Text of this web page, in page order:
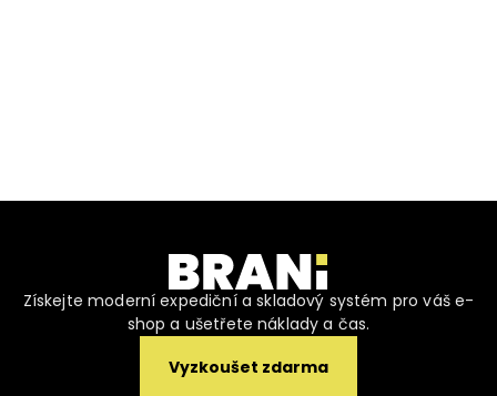
Získejte moderní expediční a skladový systém pro váš e-
shop a ušetřete náklady a čas.
Vyzkoušet zdarma